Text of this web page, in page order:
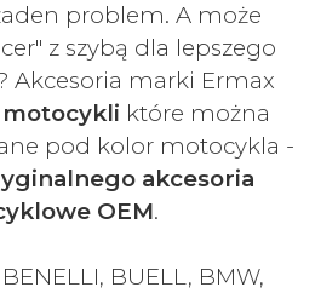
problem. A może
z szybą dla lepszego
Akcesoria marki Ermax
motocykli które można
pod kolor motocykla -
akcesoria
OEM.
BUELL, BMW,